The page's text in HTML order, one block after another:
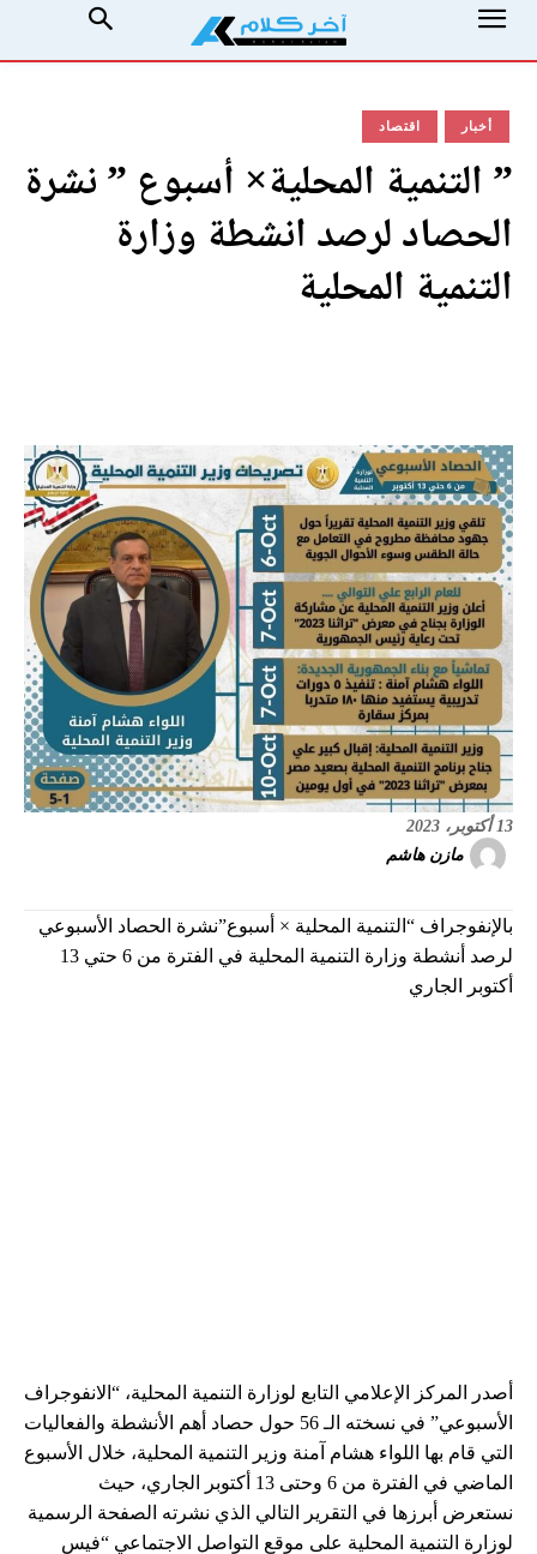
أخبار اقتصاد
” التنمية المحلية× أسبوع ” نشرة
الحصاد لرصد انشطة وزارة
التنمية المحلية
13 أكتوبر، 2023
مازن هاشم
بالإنفوجراف “التنمية المحلية × أسبوع”نشرة الحصاد الأسبوعي
لرصد أنشطة وزارة التنمية المحلية في الفترة من 6 حتي 13
أكتوبر الجاري
أصدر المركز الإعلامي التابع لوزارة التنمية المحلية، “الانفوجراف
الأسبوعي” في نسخته الـ 56 حول حصاد أهم الأنشطة والفعاليات
التي قام بها اللواء هشام آمنة وزير التنمية المحلية، خلال الأسبوع
الماضي في الفترة من 6 وحتى 13 أكتوبر الجاري، حيث
نستعرض أبرزها في التقرير التالي الذي نشرته الصفحة الرسمية
لوزارة التنمية المحلية على موقع التواصل الاجتماعي “فيس